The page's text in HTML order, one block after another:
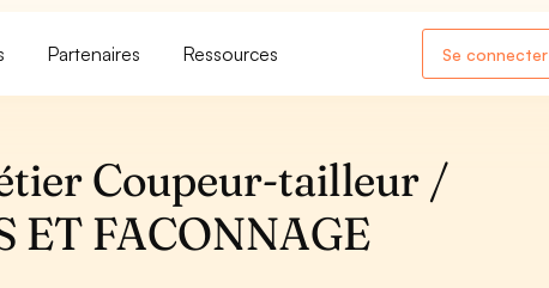
Partenaires Ressources Se connecter
Coupeur-tailleur /
ET FACONNAGE